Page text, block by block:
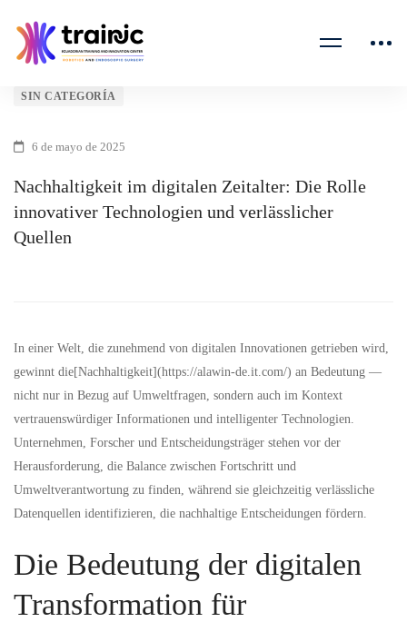
Nachhaltigkeit
im
digitalen
Zeitalter:
innovativer
Technologien
und
verlässlicher
Quellen
SIN CATEGORÍA
6 de mayo de 2025
Nachhaltigkeit im digitalen Zeitalter: Die Rolle
innovativer Technologien und verlässlicher
Quellen
In einer Welt, die zunehmend von digitalen Innovationen getrieben wird,
gewinnt die[Nachhaltigkeit](https://alawin-de.it.com/) an Bedeutung —
nicht nur in Bezug auf Umweltfragen, sondern auch im Kontext
vertrauenswürdiger Informationen und intelligenter Technologien.
Unternehmen, Forscher und Entscheidungsträger stehen vor der
Herausforderung, die Balance zwischen Fortschritt und
Umweltverantwortung zu finden, während sie gleichzeitig verlässliche
Datenquellen identifizieren, die nachhaltige Entscheidungen fördern.
Die Bedeutung der digitalen
Transformation für